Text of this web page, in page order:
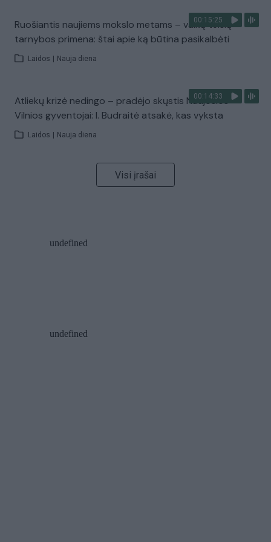
00:15:25
Ruošiantis naujiems mokslo metams – vaikų teisių
tarnybos primena: štai apie ką būtina pasikalbėti
Laidos Nauja diena
00:14:33
Atliekų krizė nedingo – pradėjo skųstis Naujosios
Vilnios gyventojai: I. Budraitė atsakė, kas vyksta
Laidos Nauja diena
Visi įrašai